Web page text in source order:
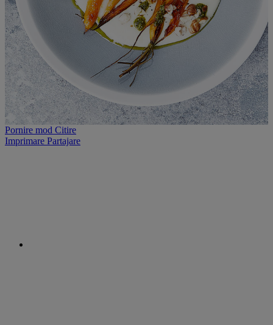
Pornire mod Citire
Imprimare Partajare